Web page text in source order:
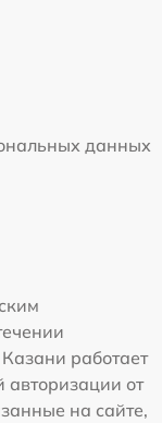
данных
работает
от
на сайте,